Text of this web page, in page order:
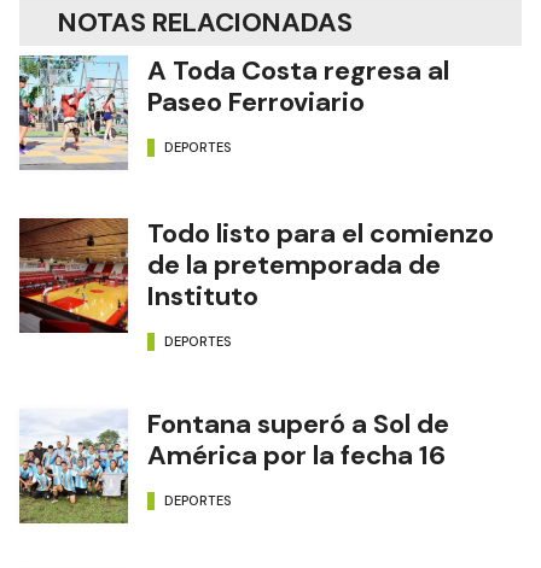
NOTAS RELACIONADAS
A Toda Costa regresa al
Paseo Ferroviario
DEPORTES
Todo listo para el comienzo
de la pretemporada de
Instituto
DEPORTES
Fontana superó a Sol de
América por la fecha 16
DEPORTES